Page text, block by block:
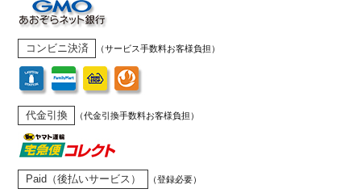
コンビニ決済 （サービス手数料お客様負担）
代金引換 （代金引換手数料お客様負担）
Paid（後払いサービス） （登録必要）